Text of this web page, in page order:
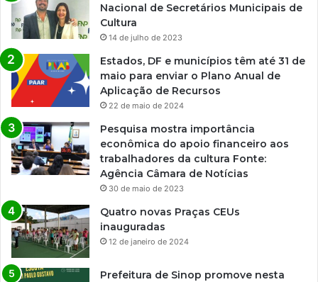
Nacional de Secretários Municipais de
Cultura
14 de julho de 2023
Estados, DF e municípios têm até 31 de
maio para enviar o Plano Anual de
Aplicação de Recursos
22 de maio de 2024
Pesquisa mostra importância
econômica do apoio financeiro aos
trabalhadores da cultura Fonte:
Agência Câmara de Notícias
30 de maio de 2023
Quatro novas Praças CEUs
inauguradas
12 de janeiro de 2024
Prefeitura de Sinop promove nesta